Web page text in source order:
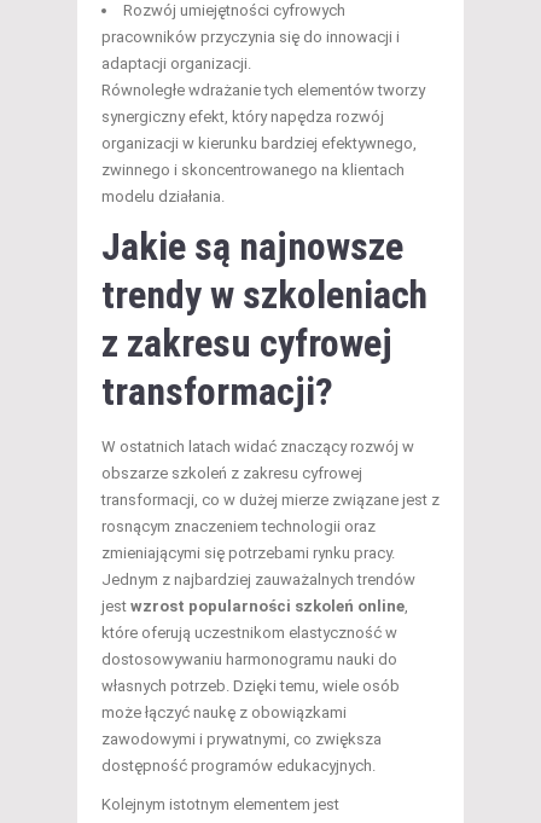
Rozwój umiejętności cyfrowych
pracowników przyczynia się do innowacji i
adaptacji organizacji.
Równoległe wdrażanie tych elementów tworzy
synergiczny efekt, który napędza rozwój
organizacji w kierunku bardziej efektywnego,
zwinnego i skoncentrowanego na klientach
modelu działania.
Jakie są najnowsze
trendy w szkoleniach
z zakresu cyfrowej
transformacji?
W ostatnich latach widać znaczący rozwój w
obszarze szkoleń z zakresu cyfrowej
transformacji, co w dużej mierze związane jest z
rosnącym znaczeniem technologii oraz
zmieniającymi się potrzebami rynku pracy.
Jednym z najbardziej zauważalnych trendów
jest wzrost popularności szkoleń online,
które oferują uczestnikom elastyczność w
dostosowywaniu harmonogramu nauki do
własnych potrzeb. Dzięki temu, wiele osób
może łączyć naukę z obowiązkami
zawodowymi i prywatnymi, co zwiększa
dostępność programów edukacyjnych.
Kolejnym istotnym elementem jest